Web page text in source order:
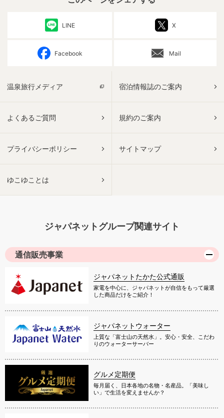
LINE X
Facebook Mail
温泉旅行メディア 宿泊情報誌のご案内
よくあるご質問 規約のご案内
プライバシーポリシー サイトマップ
ゆこゆことは
ジャパネットグループ関連サイト
通信販売事業
ジャパネットたかた公式通販
家電を中心に、ジャパネットが自信をもって厳選
した商品だけをご紹介！
ジャパネットウォーター
上質な「富士山の天然水」。安心・安全、こだわ
りのウォーターサーバー
グルメ定期便
毎月届く、日本各地の名物・名産品。「美味し
い」で生活を変えませんか？